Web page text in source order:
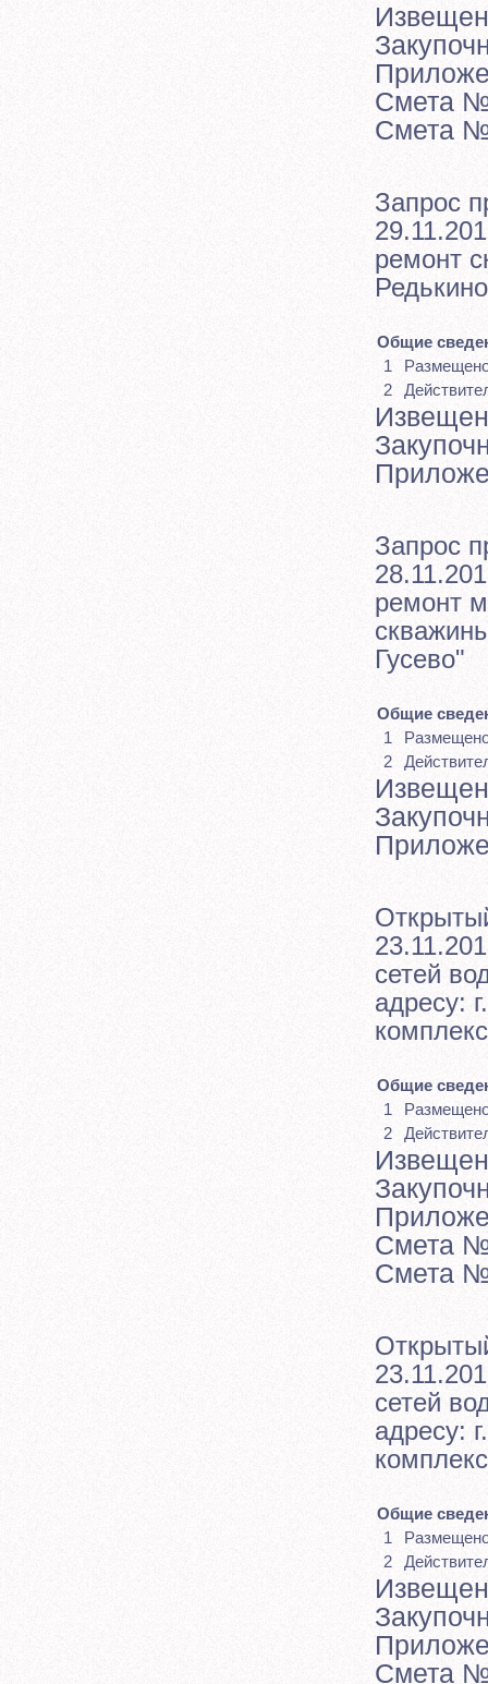
Смета
Смета
Запрос
ремонт
Общие
1
2
Запрос
ремонт
Гусево"
Общие
1
2
сетей
адресу:
Общие
1
2
Смета
Смета
сетей
адресу:
Общие
1
2
Смета